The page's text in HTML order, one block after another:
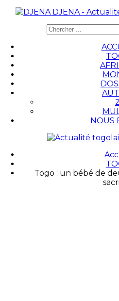
DJENA -
NOUS
Togo : un bébé de